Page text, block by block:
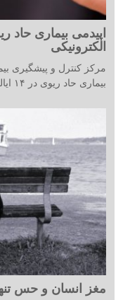
اپیدمی بیماری حاد
الکترونیکی
مرکز کنترل و پیشگیری
بیماری حاد ریوی در ۱۴ ایالت آمریکا را، سیگارهای ...
مغز انسان و حس